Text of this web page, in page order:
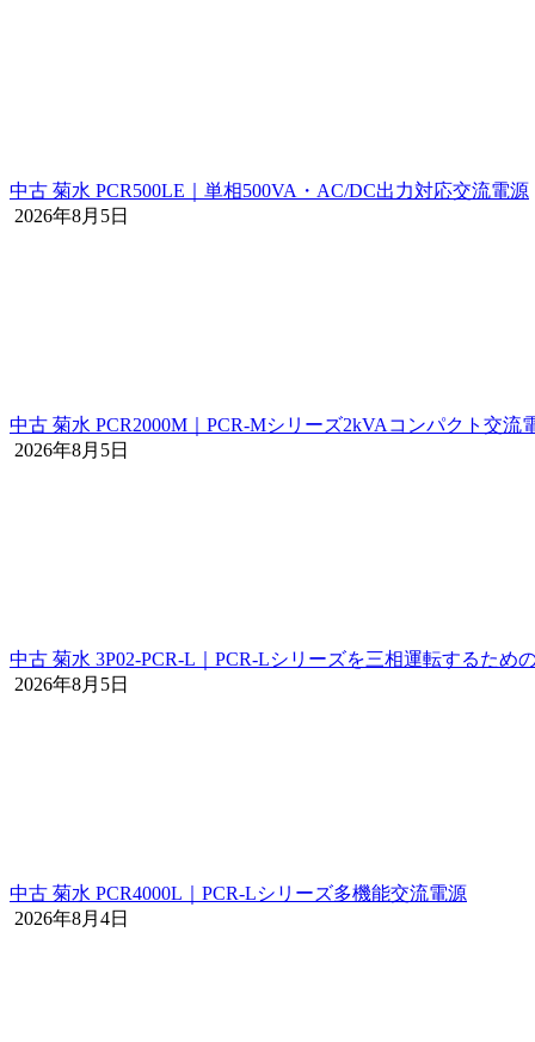
中古 菊水 PCR500LE｜単相500VA・AC/DC出力対応交流電源
2026年8月5日
中古 菊水 PCR2000M｜PCR-Mシリーズ2kVAコンパクト交流
2026年8月5日
中古 菊水 3P02-PCR-L｜PCR-Lシリーズを三相運転するため
2026年8月5日
中古 菊水 PCR4000L｜PCR-Lシリーズ多機能交流電源
2026年8月4日